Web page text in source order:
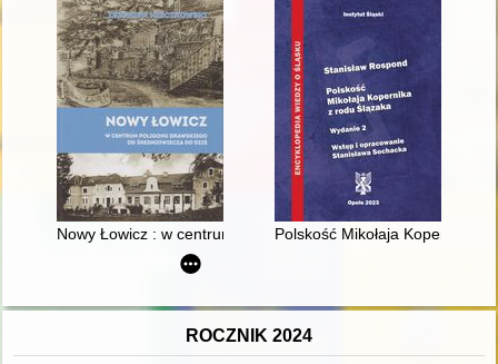
Nowy Łowicz : w centrum poligonu drawskiego od
Polskość Mikołaja Kopernika z
ROCZNIK 2024